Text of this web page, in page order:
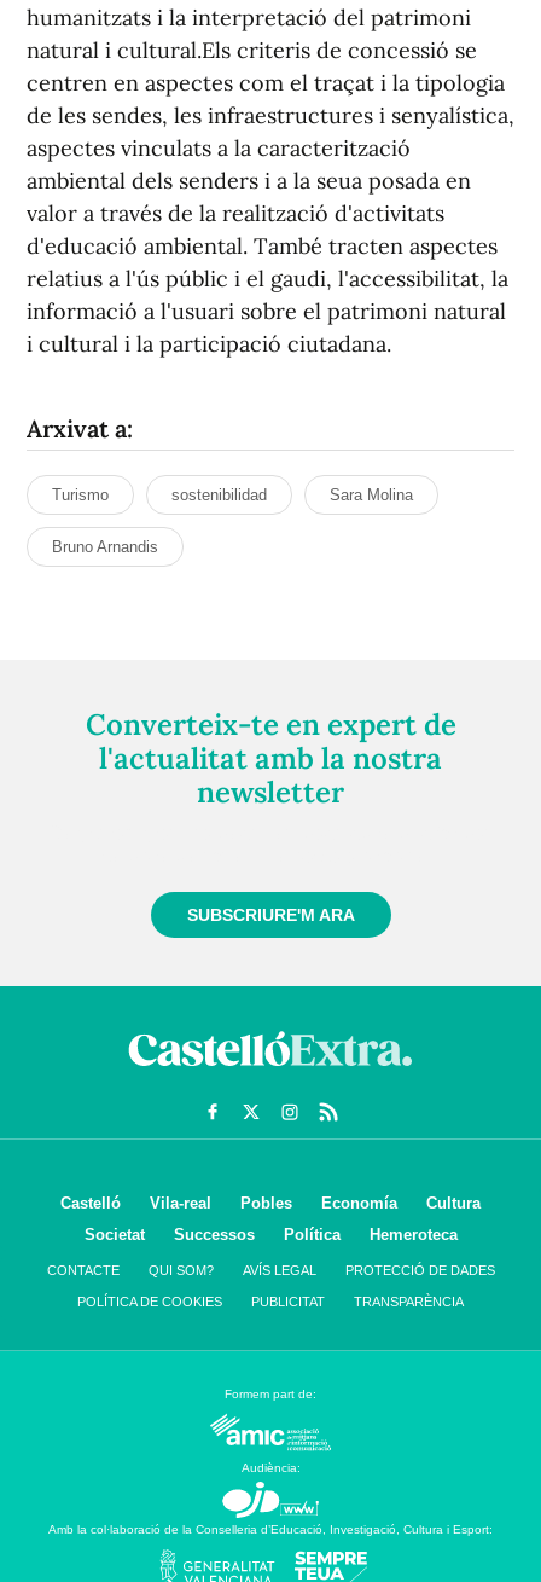
humanitzats i la interpretació del patrimoni
natural i cultural.Els criteris de concessió se
centren en aspectes com el traçat i la tipologia
de les sendes, les infraestructures i senyalística,
aspectes vinculats a la caracterització
ambiental dels senders i a la seua posada en
valor a través de la realització d'activitats
d'educació ambiental. També tracten aspectes
relatius a l'ús públic i el gaudi, l'accessibilitat, la
informació a l'usuari sobre el patrimoni natural
i cultural i la participació ciutadana.
Arxivat a:
Turismo sostenibilidad Sara Molina
Bruno Arnandis
Converteix-te en expert de
l'actualitat amb la nostra
newsletter
SUBSCRIURE'M ARA
Castelló Vila-real Pobles Economía
Cultura
Societat
Successos Política Hemeroteca
CONTACTE QUI SOM? AVÍS LEGAL PROTECCIÓ DE DADES
POLÍTICA DE COOKIES PUBLICITAT TRANSPARÈNCIA
Formem part de:
Audiència:
Amb la col·laboració de la Conselleria d’Educació, Investigació, Cultura i Esport: